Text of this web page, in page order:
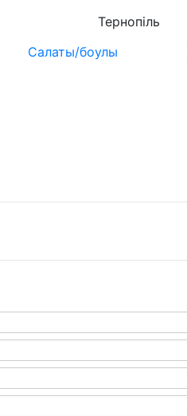
Тернопіль
Салаты/боулы